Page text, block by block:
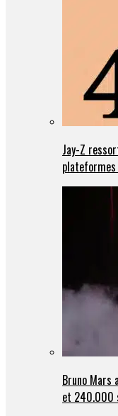
Jay-Z
Bruno Mars
et 240.000